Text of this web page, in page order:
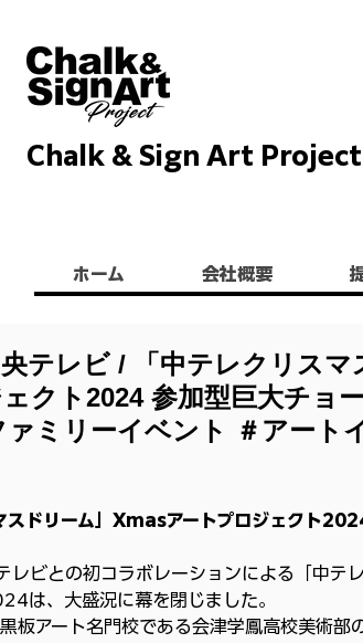
Chalk & Sign Art Project |
ホーム 会社概要
テレビ / 「中テレクリスマ
クト2024 参加型巨大チョ
ァミリーイベント ＃アート
ドリーム」 Xmasアートプロジェクト
ビとの初コラボレーションによる「中テレ
は、大盛況に幕を閉じました。
板アート名門校である会津学鳳高校美術部